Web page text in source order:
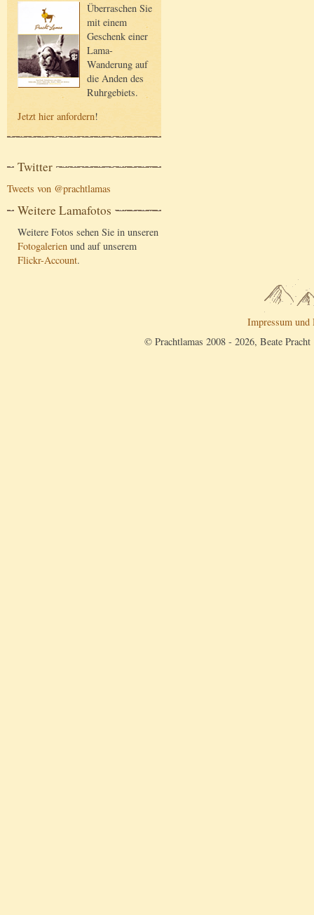
Überraschen Sie
mit einem
Geschenk einer
Lama-
Wanderung auf
die Anden des
Ruhrgebiets.
Jetzt hier anfordern!
Twitter
Tweets von @prachtlamas
Weitere Lamafotos
Weitere Fotos sehen Sie in unseren
Fotogalerien und auf unserem
Flickr-Account.
Impressum und
© Prachtlamas 2008 - 2026, Beate Pracht